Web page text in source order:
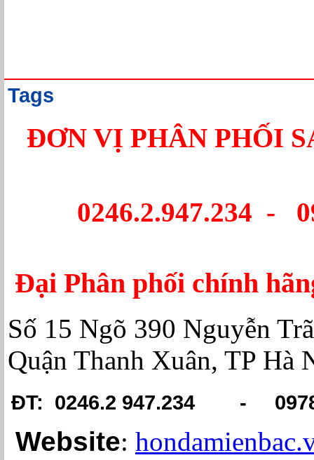
Tags
ĐƠN VỊ PHÂN PHỐI
0246.2.947.234 -
Đại Phân phối chính
Số 15 Ngõ 390 Nguyễn
Quận Thanh Xuân, TP Hà
ĐT: 0246.2 947.234 -
Website: